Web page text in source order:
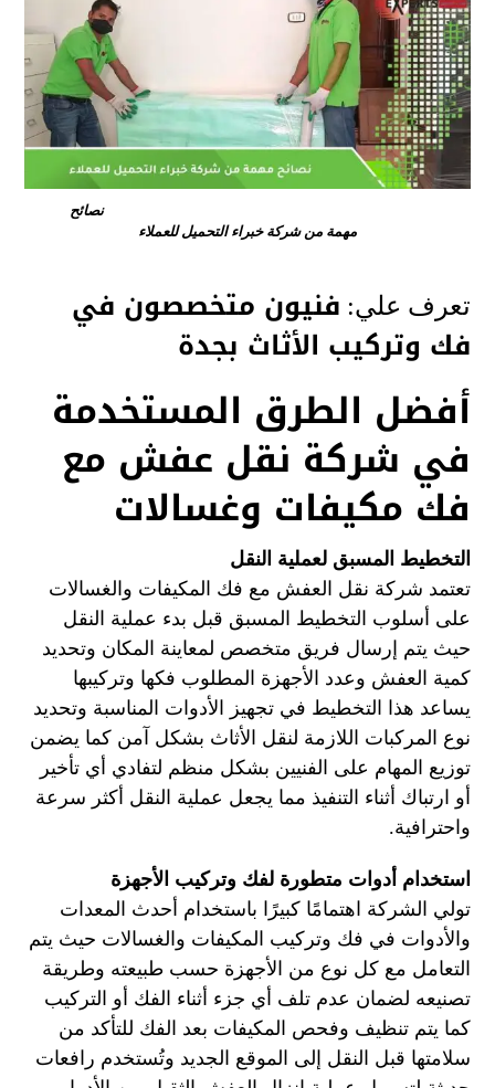
نصائح
مهمة من شركة خبراء التحميل للعملاء
تعرف علي: فنيون متخصصون في
فك وتركيب الأثاث بجدة
أفضل الطرق المستخدمة
في شركة نقل عفش مع
فك مكيفات وغسالات
التخطيط المسبق لعملية النقل
تعتمد شركة نقل العفش مع فك المكيفات والغسالات
على أسلوب التخطيط المسبق قبل بدء عملية النقل
حيث يتم إرسال فريق متخصص لمعاينة المكان وتحديد
كمية العفش وعدد الأجهزة المطلوب فكها وتركيبها
يساعد هذا التخطيط في تجهيز الأدوات المناسبة وتحديد
نوع المركبات اللازمة لنقل الأثاث بشكل آمن كما يضمن
توزيع المهام على الفنيين بشكل منظم لتفادي أي تأخير
أو ارتباك أثناء التنفيذ مما يجعل عملية النقل أكثر سرعة
واحترافية.
استخدام أدوات متطورة لفك وتركيب الأجهزة
تولي الشركة اهتمامًا كبيرًا باستخدام أحدث المعدات
والأدوات في فك وتركيب المكيفات والغسالات حيث يتم
التعامل مع كل نوع من الأجهزة حسب طبيعته وطريقة
تصنيعه لضمان عدم تلف أي جزء أثناء الفك أو التركيب
كما يتم تنظيف وفحص المكيفات بعد الفك للتأكد من
سلامتها قبل النقل إلى الموقع الجديد وتُستخدم رافعات